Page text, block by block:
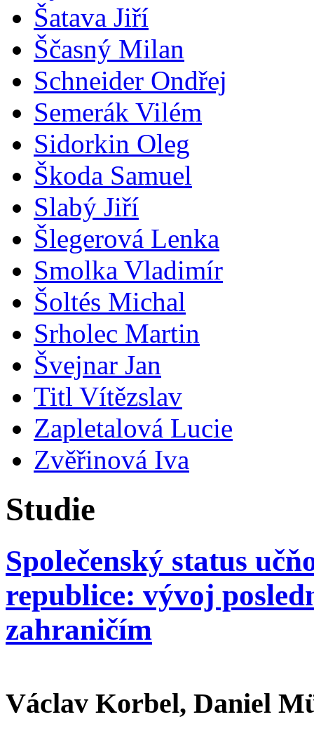
Šatava Jiří
Ščasný Milan
Schneider Ondřej
Semerák Vilém
Sidorkin Oleg
Škoda Samuel
Slabý Jiří
Šlegerová Lenka
Smolka Vladimír
Šoltés Michal
Srholec Martin
Švejnar Jan
Titl Vítězslav
Zapletalová Lucie
Zvěřinová Iva
Studie
Společenský status
republice: vývoj
zahraničím
Václav Korbel, Daniel